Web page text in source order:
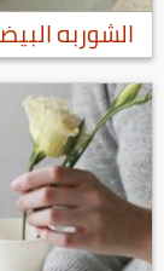
الشوربه